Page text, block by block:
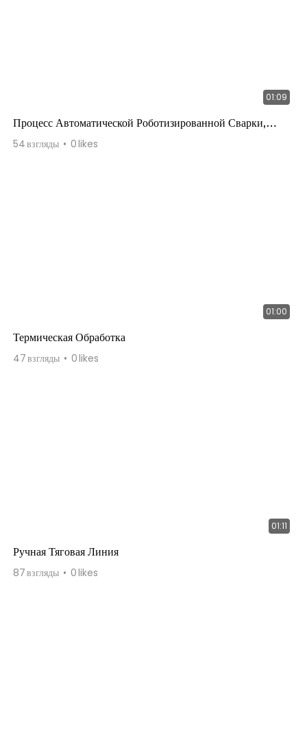
01:09
Процесс Автоматической Роботизированной Сварки,
Часть 2
54взгляды 0likes
01:00
Термическая Обработка
47взгляды 0likes
01:11
Ручная Тяговая Линия
87взгляды 0likes